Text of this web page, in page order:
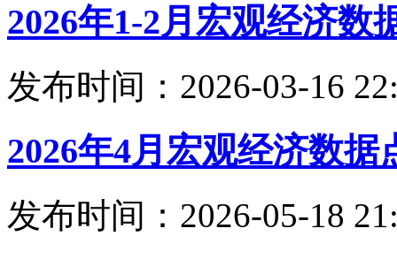
2026年1-2月宏观经济数
发布时间：2026-03-16
2026年4月宏观经济数据
发布时间：2026-05-18